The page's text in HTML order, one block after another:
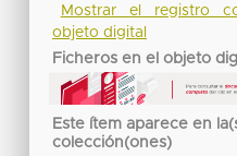
Mostrar el registro
objeto digital
Ficheros en el objeto
Este ítem aparece en
colección(ones)